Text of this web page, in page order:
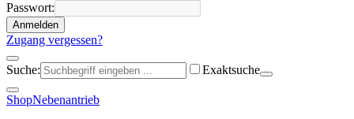
Passwort:
Anmelden
Zugang vergessen?
Suche: Exaktsuche
ShopNebenantrieb